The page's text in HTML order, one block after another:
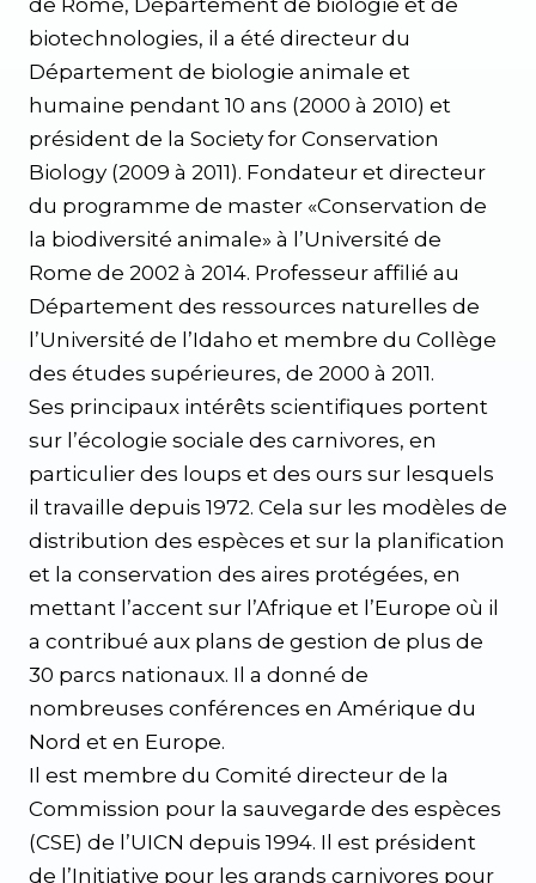
de Rome, Département de biologie et de
biotechnologies, il a été directeur du
Département de biologie animale et
humaine pendant 10 ans (2000 à 2010) et
président de la Society for Conservation
Biology (2009 à 2011). Fondateur et directeur
du programme de master «Conservation de
la biodiversité animale» à l’Université de
Rome de 2002 à 2014. Professeur affilié au
Département des ressources naturelles de
l’Université de l’Idaho et membre du Collège
des études supérieures, de 2000 à 2011.
Ses principaux intérêts scientifiques portent
sur l’écologie sociale des carnivores, en
particulier des loups et des ours sur lesquels
il travaille depuis 1972. Cela sur les modèles de
distribution des espèces et sur la planification
et la conservation des aires protégées, en
mettant l’accent sur l’Afrique et l’Europe où il
a contribué aux plans de gestion de plus de
30 parcs nationaux. Il a donné de
nombreuses conférences en Amérique du
Nord et en Europe.
Il est membre du Comité directeur de la
Commission pour la sauvegarde des espèces
(CSE) de l’UICN depuis 1994. Il est président
de l’Initiative pour les grands carnivores pour